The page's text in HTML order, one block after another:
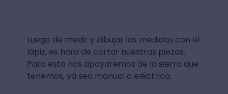
Luego de medir y dibujar las medidas con el
lápiz, es hora de cortar nuestras piezas.
Para esto nos apoyaremos de la sierra que
tenemos, ya sea manual o eléctrica.